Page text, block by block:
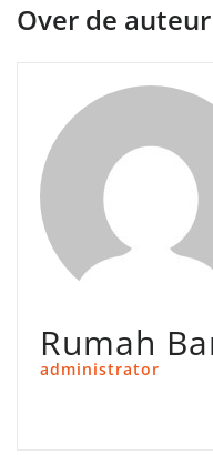
Over de auteur
Rumah
administrator